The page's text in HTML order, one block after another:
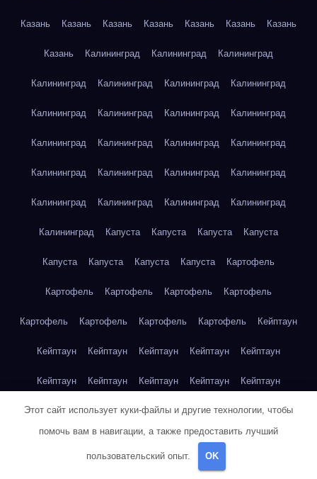
Казань Казань Казань Казань Казань Казань Казань
Казань Калининград Калининград Калининград
Калининград Калининград Калининград Калининград
Калининград Калининград Калининград Калининград
Калининград Калининград Калининград Калининград
Калининград Калининград Калининград Калининград
Калининград Калининград Калининград Калининград
Калининград Капуста Капуста Капуста Капуста
Капуста Капуста Капуста Капуста Картофель
Картофель Картофель Картофель Картофель
Картофель Картофель Картофель Картофель Кейптаун
Кейптаун Кейптаун Кейптаун Кейптаун Кейптаун
Кейптаун Кейптаун Кейптаун Кейптаун Кейптаун
Кейптаун Кейптаун Кейптаун Кейптаун Кейптаун
Кейптаун
Клубника
Этот сайт использует куки-файлы и другие технологии, чтобы
помочь вам в навигации, а также предоставить лучший
пользовательский опыт. OK